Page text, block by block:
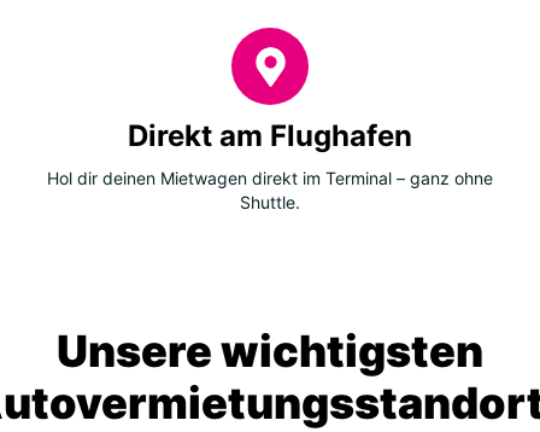
Direkt am Flughafen
Hol dir deinen Mietwagen direkt im Terminal – ganz ohne
Shuttle.
Unsere wichtigsten